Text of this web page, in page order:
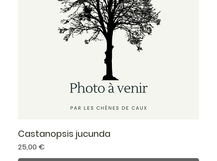
Castanopsis jucunda
Prix
25,00 €